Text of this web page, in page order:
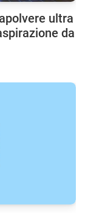
ultra
da